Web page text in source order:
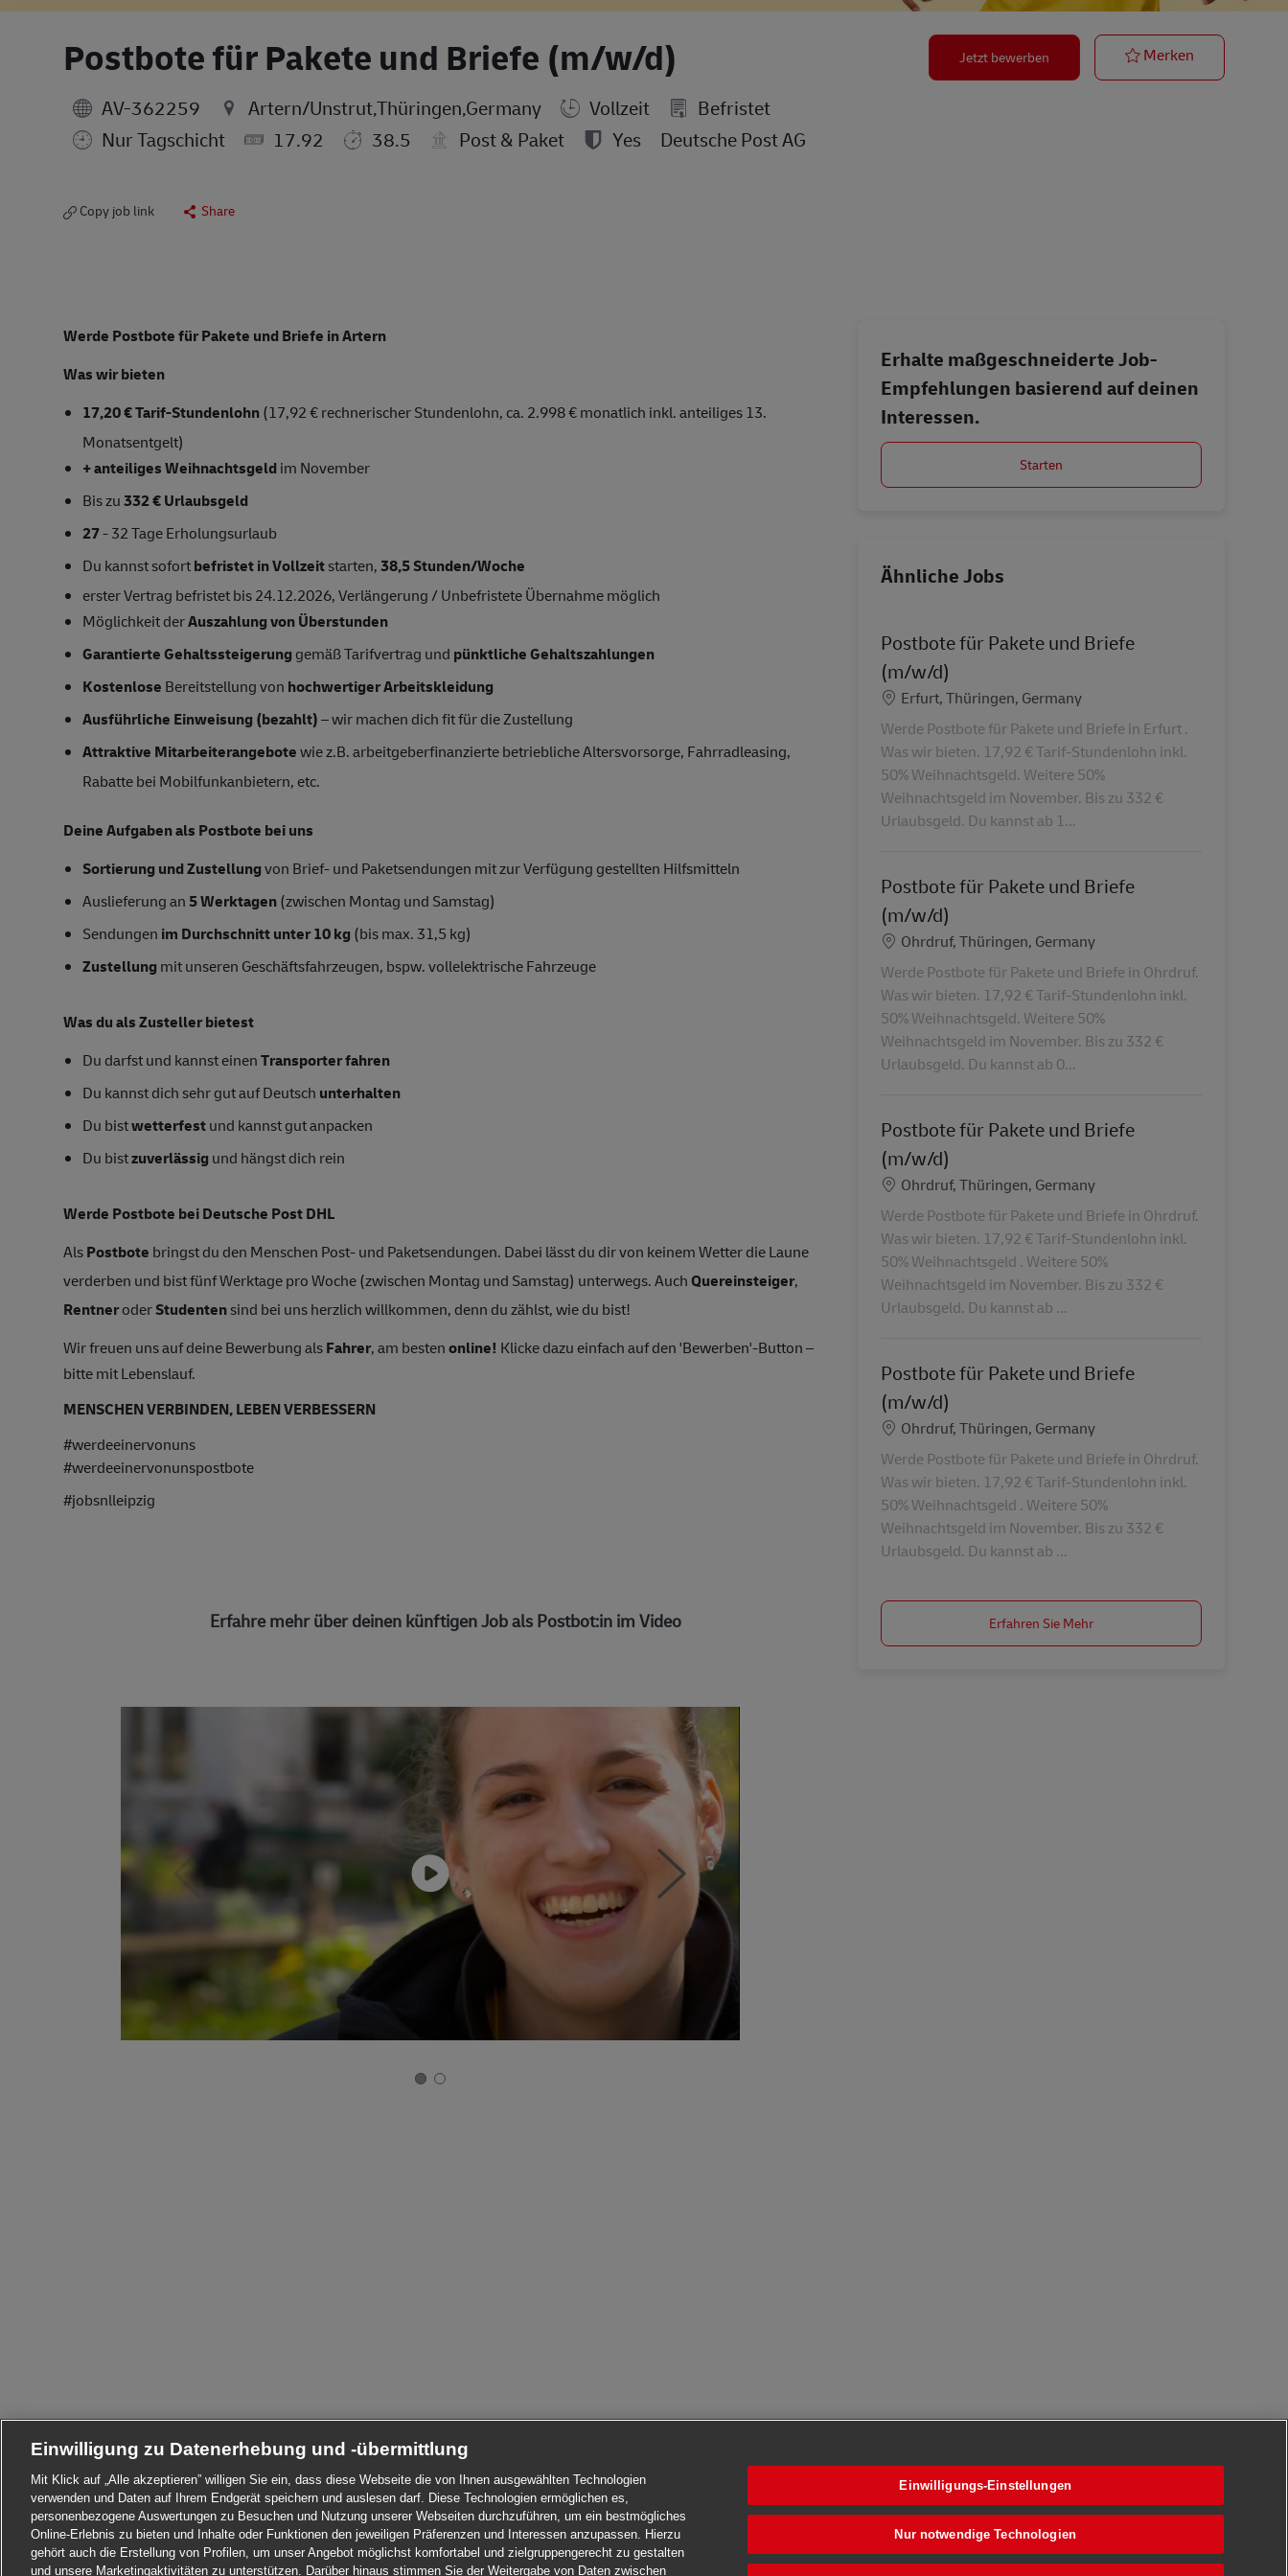
Postbote für Pakete und Briefe (m/w/d)
AV-362259 Artern/Unstrut,Thüringen,Germany Vollzeit
Befristet
Nur Tagschicht
17.92 38.5 Post & Paket Yes Deutsche Post AG
Copy job link Share
Jetzt bewerben Merken
Werde Postbote für Pakete und Briefe in Artern
Was wir bieten
17,20 € Tarif-Stundenlohn(17,92 € rechnerischer Stundenlohn, ca. 2.998 € monatlich inkl. anteiliges 13.
Monatsentgelt)
+ anteiliges Weihnachtsgeldim November
Bis zu332 € Urlaubsgeld
27- 32 Tage Erholungsurlaub
Du kannst sofortbefristet in Vollzeitstarten,38,5 Stunden/Woche
erster Vertrag befristet bis 24.12.2026, Verlängerung / Unbefristete Übernahmemöglich
Möglichkeit derAuszahlung von Überstunden
Garantierte Gehaltssteigerung gemäß Tarifvertrag und pünktliche Gehaltszahlungen
Kostenlose Bereitstellung von hochwertiger Arbeitskleidung
Ausführliche Einweisung (bezahlt)– wir machen dich fit für die Zustellung
Attraktive Mitarbeiterangebotewie z.B. arbeitgeberfinanzierte betriebliche Altersvorsorge, Fahrradleasing,
Rabatte bei Mobilfunkanbietern, etc.
Deine Aufgaben als Postbote bei uns
Sortierung und Zustellungvon Brief- und Paketsendungen mit zur Verfügung gestellten Hilfsmitteln
Auslieferung an5 Werktagen(zwischen Montag und Samstag)
Sendungen im Durchschnitt unter 10 kg (bis max. 31,5 kg)
Zustellung mit unseren Geschäftsfahrzeugen, bspw. vollelektrische Fahrzeuge
Was du als Zusteller bietest
Du darfst und kannst einenTransporter fahren
Du kannst dich sehr gut auf Deutsch unterhalten
Du bistwetterfestund kannst gut anpacken
Du bistzuverlässig und hängst dich rein
Werde Postbote bei Deutsche Post DHL
AlsPostbote bringst du den Menschen Post- und Paketsendungen. Dabei lässt du dir von keinem Wetter die Laune
verderben und bist fünf Werktage pro Woche (zwischen Montag und Samstag) unterwegs. AuchQuereinsteiger,
RentneroderStudentensind bei uns herzlich willkommen, denn du zählst, wie du bist!
Wir freuen uns auf deine Bewerbung alsFahrer, am bestenonline! Klicke dazu einfach auf den 'Bewerben'-Button –
bitte mit Lebenslauf.
MENSCHEN VERBINDEN, LEBEN VERBESSERN
#werdeeinervonuns
#werdeeinervonunspostbote
#jobsnlleipzig
Erfahre mehr über deinen künftigen Job als Postbot:in im Video
Erhalte maßgeschneiderte Job-
Empfehlungen basierend auf deinen
Interessen.
Starten
Ähnliche Jobs
Postbote für Pakete und Briefe
(m/w/d)
Standort
Erfurt, Thüringen, Germany
Werde Postbote für Pakete und Briefe in Erfurt .
Was wir bieten. 17,92 € Tarif-Stundenlohn inkl.
50% Weihnachtsgeld. Weitere 50%
Weihnachtsgeld im November. Bis zu 332 €
Urlaubsgeld. Du kannst ab 1...
Postbote für Pakete und Briefe
(m/w/d)
Standort
Ohrdruf, Thüringen, Germany
Werde Postbote für Pakete und Briefe in Ohrdruf.
Was wir bieten. 17,92 € Tarif-Stundenlohn inkl.
50% Weihnachtsgeld. Weitere 50%
Weihnachtsgeld im November. Bis zu 332 €
Urlaubsgeld. Du kannst ab 0...
Postbote für Pakete und Briefe
(m/w/d)
Standort
Ohrdruf, Thüringen, Germany
Werde Postbote für Pakete und Briefe in Ohrdruf.
Was wir bieten. 17,92 € Tarif-Stundenlohn inkl.
50% Weihnachtsgeld . Weitere 50%
Weihnachtsgeld im November. Bis zu 332 €
Urlaubsgeld. Du kannst ab ...
Postbote für Pakete und Briefe
(m/w/d)
Standort
Ohrdruf, Thüringen, Germany
Werde Postbote für Pakete und Briefe in Ohrdruf.
Was wir bieten. 17,92 € Tarif-Stundenlohn inkl.
50% Weihnachtsgeld . Weitere 50%
Weihnachtsgeld im November. Bis zu 332 €
Urlaubsgeld. Du kannst ab ...
Erfahren Sie Mehr
Einwilligung zu Datenerhebung und -übermittlung
Mit Klick auf „Alle akzeptieren” willigen Sie ein, dass diese Webseite die von Ihnen ausgewählten Technologien
verwenden und Daten auf Ihrem Endgerät speichern und auslesen darf. Diese Technologien ermöglichen es,
personenbezogene Auswertungen zu Besuchen und Nutzung unserer Webseiten durchzuführen, um ein bestmögliches
Online-Erlebnis zu bieten und Inhalte oder Funktionen den jeweiligen Präferenzen und Interessen anzupassen. Hierzu
gehört auch die Erstellung von Profilen, um unser Angebot möglichst komfortabel und zielgruppengerecht zu gestalten
und unsere Marketingaktivitäten zu unterstützen. Darüber hinaus stimmen Sie der Weitergabe von Daten zwischen
Einwilligungs-Einstellungen
Nur notwendige Technologien